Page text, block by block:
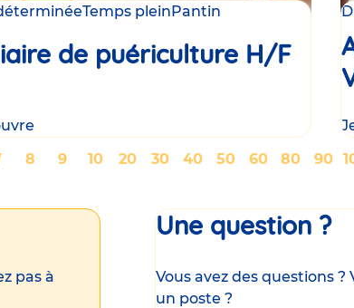
Temps pleinPantin
de puériculture H/F
Page
8 Page
9 Page
10 Page
20 Page
30 Page
40 Page
50 Page
60 Page
80 Page
90
pas à
Une question ?
Vous avez des questions
un poste ?